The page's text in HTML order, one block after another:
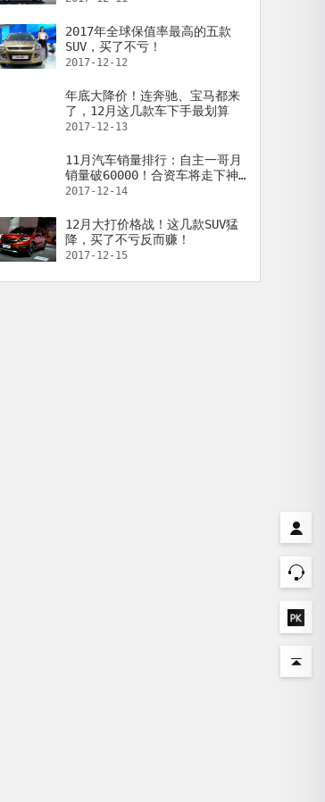
2017年全球保值率最高的五款
SUV，买了不亏！
2017-12-12
年底大降价！连奔驰、宝马都来
了，12月这几款车下手最划算
2017-12-13
11月汽车销量排行：自主一哥月
销量破60000！合资车将走下神
坛！
2017-12-14
12月大打价格战！这几款SUV猛
降，买了不亏反而赚！
2017-12-15